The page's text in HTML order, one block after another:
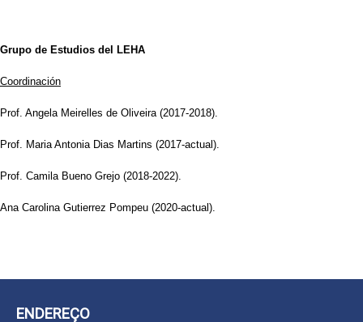
Grupo de Estudios del LEHA
Coordinación
Prof. Angela Meirelles de Oliveira (2017-2018).
Prof. Maria Antonia Dias Martins (2017-actual).
Prof. Camila Bueno Grejo (2018-2022).
Ana Carolina Gutierrez Pompeu (2020-actual).
ENDEREÇO